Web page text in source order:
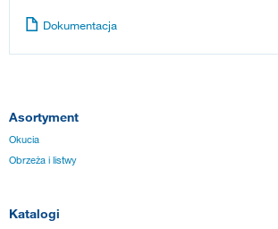
Dokumentacja
Asortyment
Okucia
Obrzeża i listwy
Katalogi